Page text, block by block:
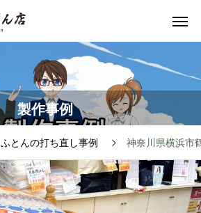
製作事例
ふとんの打ち直し事例 神奈川県横浜市